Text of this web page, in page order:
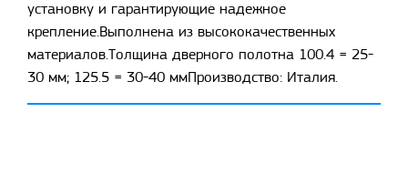
установку и гарантирующие надежное
крепление.Выполнена из высококачественных
материалов.Толщина дверного полотна 100.4 = 25-
30 мм; 125.5 = 30-40 ммПроизводство: Италия.